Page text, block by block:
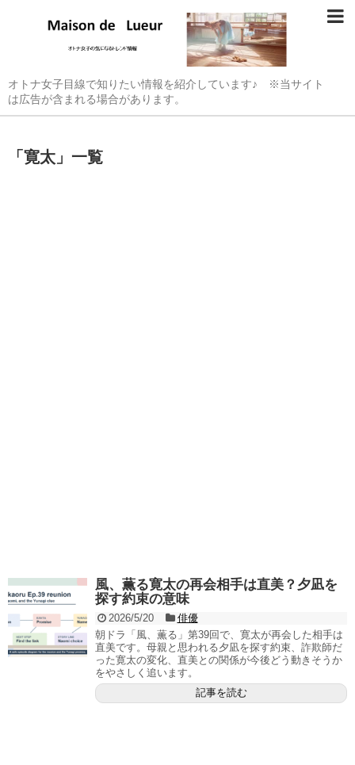
オトナ女子目線で知りたい情報を紹介しています♪ ※当サイト
は広告が含まれる場合があります。
「 寛太 」 一覧
風、薫る寛太の再会相手は直美？夕凪を
探す約束の意味
2026/5/20
俳優
朝ドラ「風、薫る」第39回で、寛太が再会した相手は
直美です。母親と思われる夕凪を探す約束、詐欺師だ
った寛太の変化、直美との関係が今後どう動きそうか
をやさしく追います。
記事を読む